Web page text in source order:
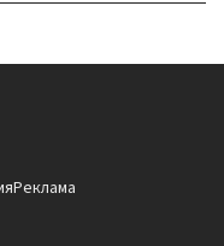
Реклама